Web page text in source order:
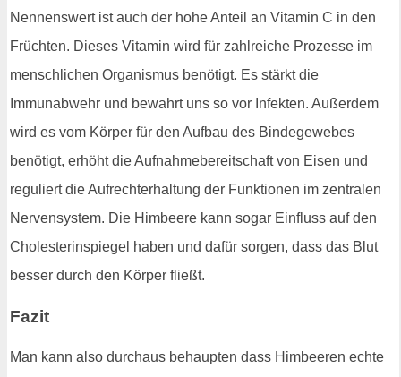
Nennenswert ist auch der hohe Anteil an Vitamin C in den
Früchten. Dieses Vitamin wird für zahlreiche Prozesse im
menschlichen Organismus benötigt. Es stärkt die
Immunabwehr und bewahrt uns so vor Infekten. Außerdem
wird es vom Körper für den Aufbau des Bindegewebes
benötigt, erhöht die Aufnahmebereitschaft von Eisen und
reguliert die Aufrechterhaltung der Funktionen im zentralen
Nervensystem. Die Himbeere kann sogar Einfluss auf den
Cholesterinspiegel haben und dafür sorgen, dass das Blut
besser durch den Körper fließt.
Fazit
Man kann also durchaus behaupten dass Himbeeren echte